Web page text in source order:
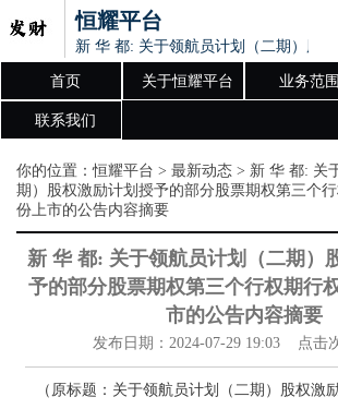
恒耀平台
新 华 都: 关于领航员计划（二期）股
首页 关于恒耀平台 业务范围
联系我们
你的位置：恒耀平台 > 最新动态 > 新 华 都: 关
期）股权激励计划授予的部分股票期权第三个
份上市的公告内容摘要
新 华 都: 关于领航员计划（二期）
予的部分股票期权第三个行权期行
市的公告内容摘要
发布日期：2024-07-29 19:03 点击
（原标题：关于领航员计划（二期）股权激